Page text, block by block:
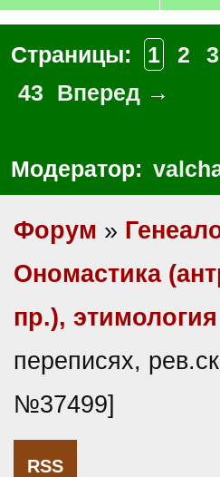
Страницы: 1 2 3
43
Вперед →
Модератор:
Форум »
Ономастика
пр.), этимология
переписях,
№37499]
RSS